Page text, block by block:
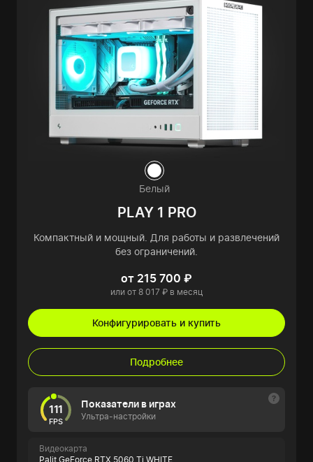
Белый
PLAY 1 PRO
Компактный и мощный. Для работы и развлечений
без ограничений.
от 215 700 ₽
или от 8 017 ₽ в месяц
Конфигурировать и купить
Подробнее
111
FPS
Показатели в играх
Ультра-настройки
Видеокарта
Palit GeForce RTX 5060 Ti WHITE